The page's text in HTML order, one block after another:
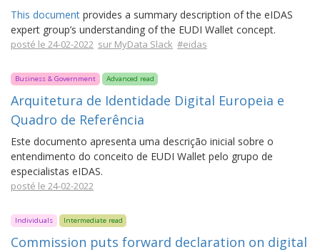
This document provides a summary description of the eIDAS
expert group’s understanding of the EUDI Wallet concept.
posté le 24-02-2022 sur MyData Slack #eidas
Business & Government Advanced read
Arquitetura de Identidade Digital Europeia e
Quadro de Referência
Este documento apresenta uma descrição inicial sobre o
entendimento do conceito de EUDI Wallet pelo grupo de
especialistas eIDAS.
posté le 24-02-2022
Individuals Intermediate read
Commission puts forward declaration on digital